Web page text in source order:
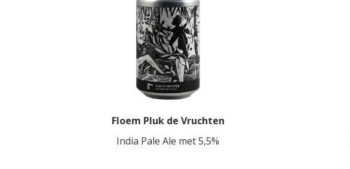
Floem Pluk de Vruchten
India Pale Ale met 5,5%